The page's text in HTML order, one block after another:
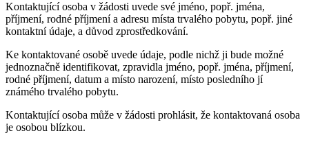
Kontaktující osoba v žádosti uvede své jméno, popř. jména,
příjmení, rodné příjmení a adresu místa trvalého pobytu, popř. jiné
kontaktní údaje, a důvod zprostředkování.
Ke kontaktované osobě uvede údaje, podle nichž ji bude možné
jednoznačně identifikovat, zpravidla jméno, popř. jména, příjmení,
rodné příjmení, datum a místo narození, místo posledního jí
známého trvalého pobytu.
Kontaktující osoba může v žádosti prohlásit, že kontaktovaná osoba
je osobou blízkou.